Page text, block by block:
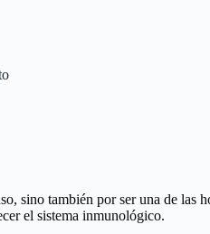
sino también por ser una de
el sistema inmunológico.